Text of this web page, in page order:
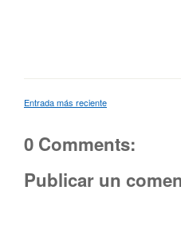
Entrada más reciente
0 Comments:
Publicar un